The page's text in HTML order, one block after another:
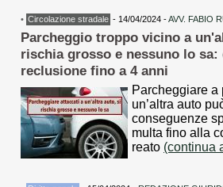
• Circolazione stradale - 14/04/2024 -AVV. FABIO
Parcheggio troppo vicino a
rischia grosso e nessuno lo
reclusione fino a 4 anni
Parcheggiare a
un’altra auto
conseguenze
multa fino alla
reato (continua